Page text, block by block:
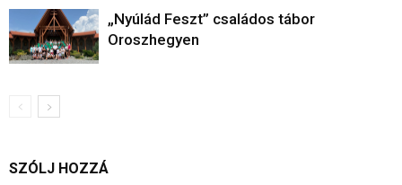
„Nyúlád Feszt” családos tábor
Oroszhegyen
SZÓLJ HOZZÁ